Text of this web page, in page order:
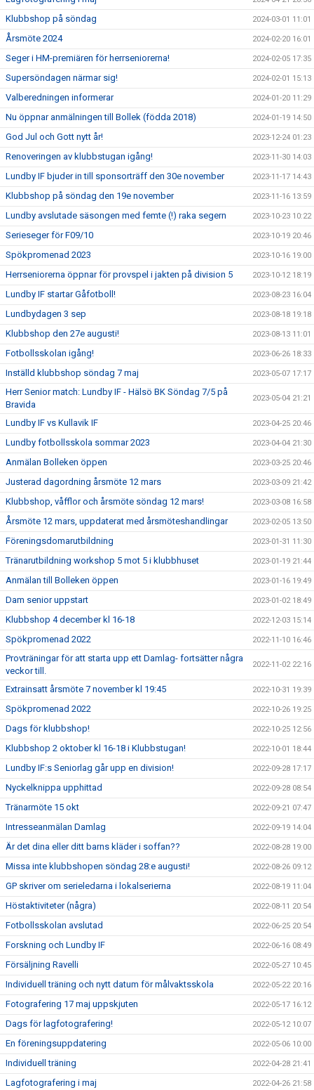
Klubbshop på söndag 2024-03-01 11:01
Årsmöte 2024 2024-02-20 16:01
Seger i HM-premiären för herrseniorerna! 2024-02-05 17:35
Supersöndagen närmar sig! 2024-02-01 15:13
Valberedningen informerar 2024-01-20 11:29
Nu öppnar anmälningen till Bollek (födda 2018) 2024-01-19 14:50
God Jul och Gott nytt år! 2023-12-24 01:23
Renoveringen av klubbstugan igång! 2023-11-30 14:03
Lundby IF bjuder in till sponsorträff den 30e november 2023-11-17 14:43
Klubbshop på söndag den 19e november 2023-11-16 13:59
Lundby avslutade säsongen med femte (!) raka segern 2023-10-23 10:22
Serieseger för F09/10 2023-10-19 20:46
Spökpromenad 2023 2023-10-16 19:00
Herrseniorerna öppnar för provspel i jakten på division 5 2023-10-12 18:19
Lundby IF startar Gåfotboll! 2023-08-23 16:04
Lundbydagen 3 sep 2023-08-18 19:18
Klubbshop den 27e augusti! 2023-08-13 11:01
Fotbollsskolan igång! 2023-06-26 18:33
Inställd klubbshop söndag 7 maj 2023-05-07 17:17
Herr Senior match: Lundby IF - Hälsö BK Söndag 7/5 på
Bravida
2023-05-04 21:21
Lundby IF vs Kullavik IF 2023-04-25 20:46
Lundby fotbollsskola sommar 2023 2023-04-04 21:30
Anmälan Bolleken öppen 2023-03-25 20:46
Justerad dagordning årsmöte 12 mars 2023-03-09 21:42
Klubbshop, våfflor och årsmöte söndag 12 mars! 2023-03-08 16:58
Årsmöte 12 mars, uppdaterat med årsmöteshandlingar 2023-02-05 13:50
Föreningsdomarutbildning 2023-01-31 11:30
Tränarutbildning workshop 5 mot 5 i klubbhuset 2023-01-19 21:44
Anmälan till Bolleken öppen 2023-01-16 19:49
Dam senior uppstart 2023-01-02 18:49
Klubbshop 4 december kl 16-18 2022-12-03 15:14
Spökpromenad 2022 2022-11-10 16:46
Provträningar för att starta upp ett Damlag- fortsätter några
veckor till.
2022-11-02 22:16
Extrainsatt årsmöte 7 november kl 19:45 2022-10-31 19:39
Spökpromenad 2022 2022-10-26 19:25
Dags för klubbshop! 2022-10-25 12:56
Klubbshop 2 oktober kl 16-18 i Klubbstugan! 2022-10-01 18:44
Lundby IF:s Seniorlag går upp en division! 2022-09-28 17:17
Nyckelknippa upphittad 2022-09-28 08:54
Tränarmöte 15 okt 2022-09-21 07:47
Intresseanmälan Damlag 2022-09-19 14:04
Är det dina eller ditt barns kläder i soffan?? 2022-08-28 19:00
Missa inte klubbshopen söndag 28:e augusti! 2022-08-26 09:12
GP skriver om serieledarna i lokalserierna 2022-08-19 11:04
Höstaktiviteter (några) 2022-08-11 20:54
Fotbollsskolan avslutad 2022-06-25 20:54
Forskning och Lundby IF 2022-06-16 08:49
Försäljning Ravelli 2022-05-27 10:45
Individuell träning och nytt datum för målvaktsskola 2022-05-22 20:16
Fotografering 17 maj uppskjuten 2022-05-17 16:12
Dags för lagfotografering! 2022-05-12 10:07
En föreningsuppdatering 2022-05-06 10:00
Individuell träning 2022-04-28 21:41
Lagfotografering i maj 2022-04-26 21:58